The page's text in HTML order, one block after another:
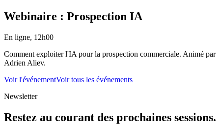
Webinaire : Prospection IA
En ligne, 12h00
Comment exploiter l'IA pour la prospection commerciale. Animé par
Adrien Aliev.
Voir l'événementVoir tous les événements
Newsletter
Restez au courant des prochaines sessions.